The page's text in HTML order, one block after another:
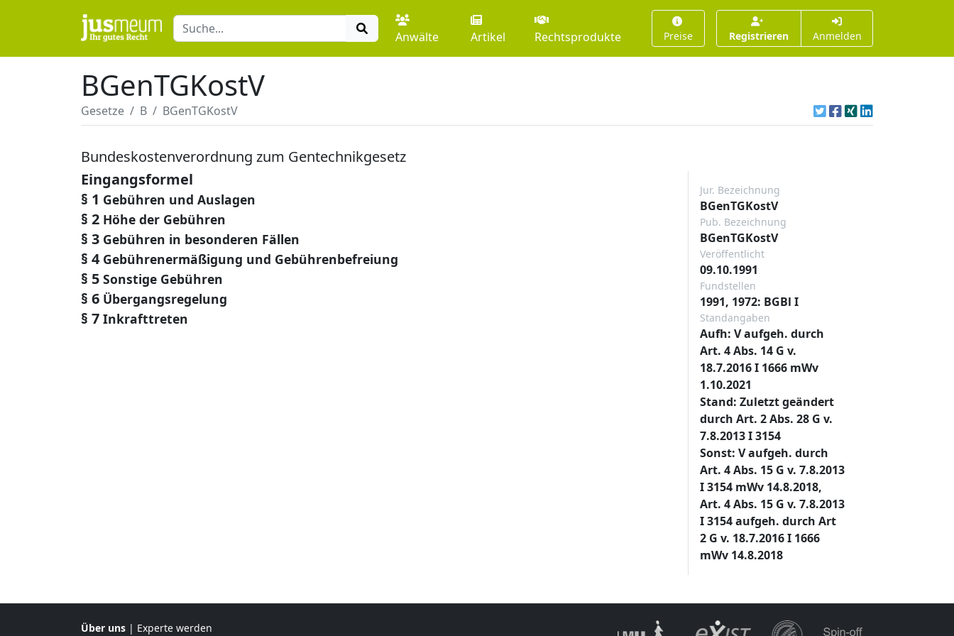
Anwälte Artikel Rechtsprodukte Preise Registrieren Anmelden
BGenTGKostV
Gesetze B BGenTGKostV
Bundeskostenverordnung zum Gentechnikgesetz
Eingangsformel
§ 1 Gebühren und Auslagen
§ 2 Höhe der Gebühren
§ 3 Gebühren in besonderen Fällen
§ 4 Gebührenermäßigung und Gebührenbefreiung
§ 5 Sonstige Gebühren
§ 6 Übergangsregelung
§ 7 Inkrafttreten
Jur. Bezeichnung
BGenTGKostV
Pub. Bezeichnung
BGenTGKostV
Veröffentlicht
09.10.1991
Fundstellen
1991, 1972: BGBl I
Standangaben
Aufh: V aufgeh. durch
Art. 4 Abs. 14 G v.
18.7.2016 I 1666 mWv
1.10.2021
Stand: Zuletzt geändert
durch Art. 2 Abs. 28 G v.
7.8.2013 I 3154
Sonst: V aufgeh. durch
Art. 4 Abs. 15 G v. 7.8.2013
I 3154 mWv 14.8.2018,
Art. 4 Abs. 15 G v. 7.8.2013
I 3154 aufgeh. durch Art
2 G v. 18.7.2016 I 1666
mWv 14.8.2018
Über uns | Experte werden